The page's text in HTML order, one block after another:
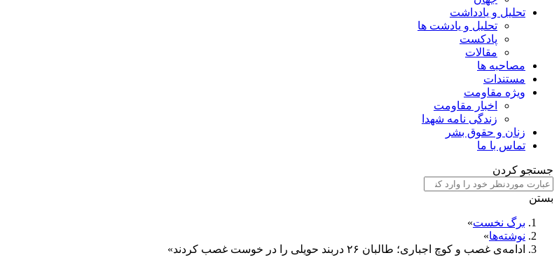
تحلیل و یادداشت
تحلیل و یادشت ها
پادکست
مقالات
مصاحبه ها
مستندات
ویژه مقاومت
اخبار مقاومت
زندگی نامه شهدا
زنان و حقوق بشر
تماس با ما
جستجو کردن
بستن
برگ نخست
نوشته‌ها
ادامه‌ی غصب و کوچ اجباری؛ طالبان ۲۶ دربند حویلی را در خوست غصب کردند